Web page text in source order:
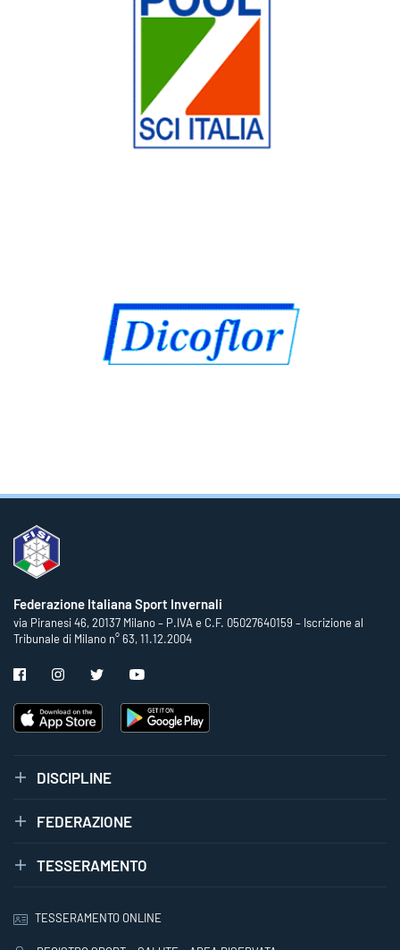
Federazione Italiana Sport Invernali
via Piranesi 46, 20137 Milano – P.IVA e C.F. 05027640159 – Iscrizione al
Tribunale di Milano n° 63, 11.12.2004
DISCIPLINE
FEDERAZIONE
TESSERAMENTO
TESSERAMENTO ONLINE